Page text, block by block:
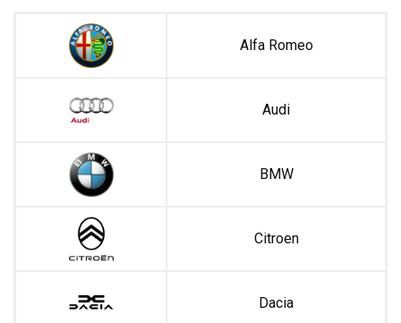
Alfa Romeo
Audi
BMW
Citroen
Dacia